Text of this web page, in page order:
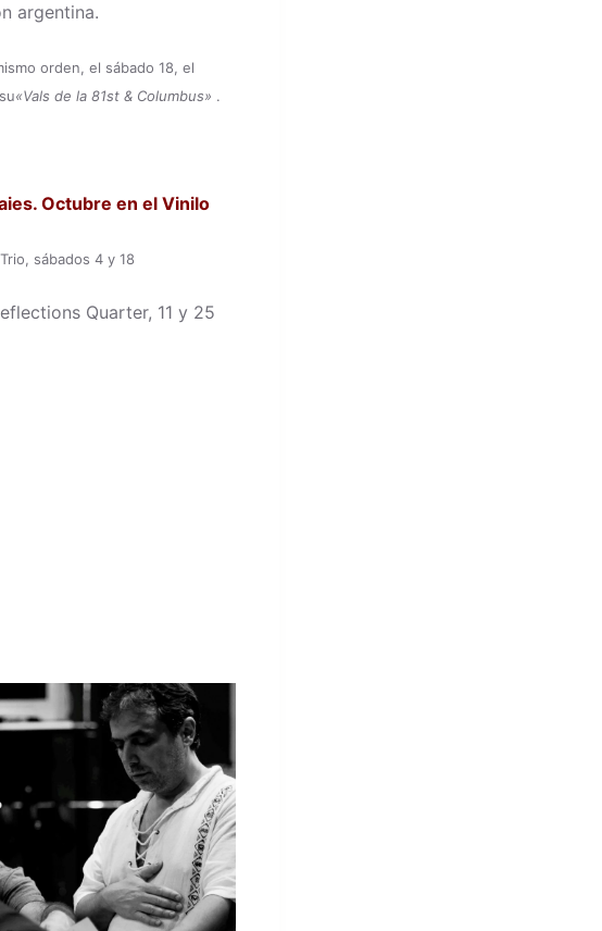
argentina.
orden, el sábado 18, el
«Vals de la 81st & Columbus» .
Octubre en el Vinilo
sábados 4 y 18
Quarter, 11 y 25